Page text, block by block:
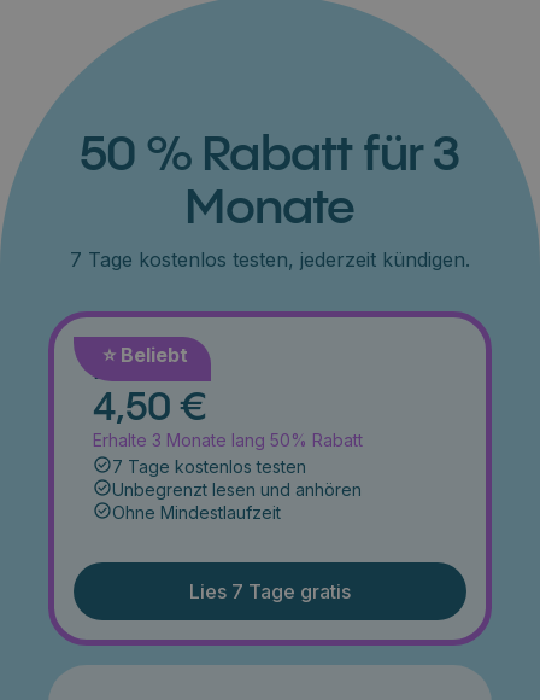
50 % Rabatt für 3
Monate
7 Tage kostenlos testen, jederzeit kündigen.
⭐️ Beliebt
Monat
4,50 €
Erhalte 3 Monate lang 50% Rabatt
7 Tage kostenlos testen
Unbegrenzt lesen und anhören
Ohne Mindestlaufzeit
Lies 7 Tage gratis